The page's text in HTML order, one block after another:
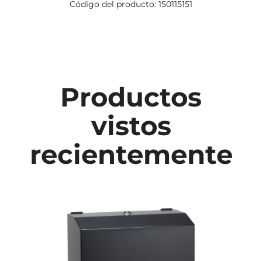
Código del producto: 150115151
Productos
vistos
recientemente